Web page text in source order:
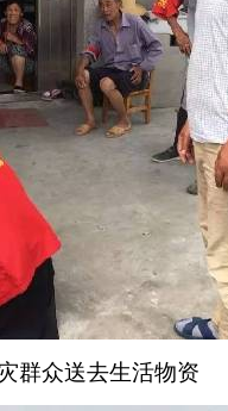
众送去生活物资